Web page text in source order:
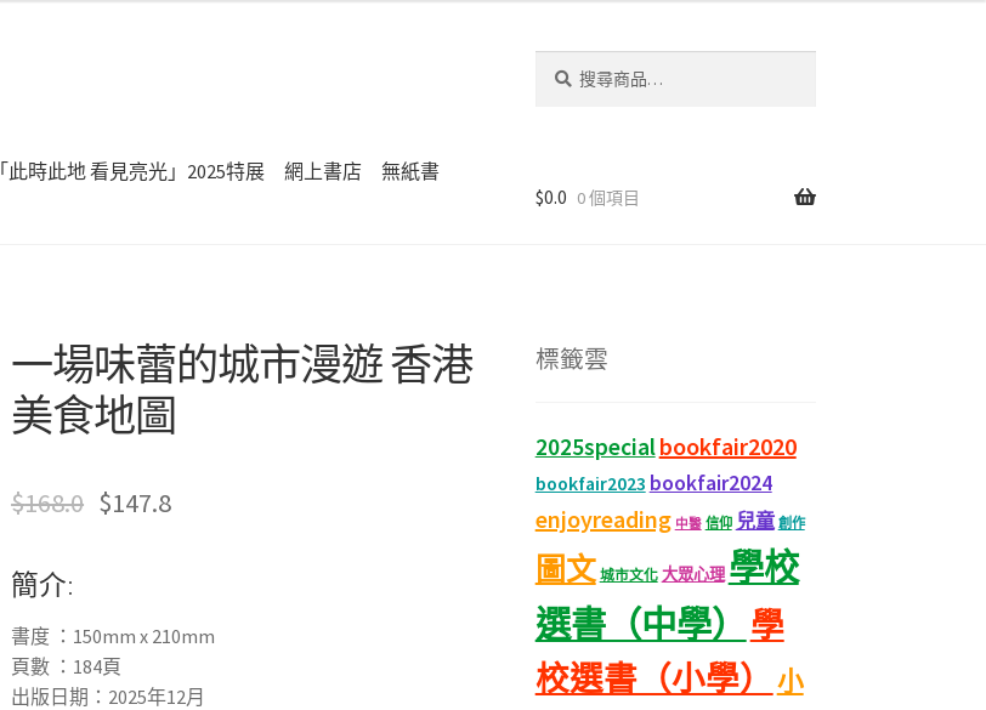
「此時此地 看見亮光」2025特展 網上書店
無紙書
$0.0 0 個項目
一場味蕾的城市漫遊 香港
美食地圖
$168.0 $147.8
簡介:
書度 ：150mm x 210mm
頁數 ：184頁
出版日期：2025年12月
標籤雲
2025specialbookfair2020
bookfair2023 bookfair2024
enjoyreading 中醫 信仰 兒童 創作
圖文 城市文化 大眾心理 學校
選書（中學）
學
校選書（小學）
小